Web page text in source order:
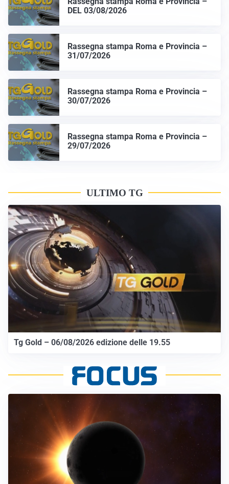
DEL 03/08/2026
Rassegna stampa Roma e Provincia –
31/07/2026
Rassegna stampa Roma e Provincia –
30/07/2026
Rassegna stampa Roma e Provincia –
29/07/2026
ULTIMO TG
Tg Gold – 06/08/2026 edizione delle 19.55